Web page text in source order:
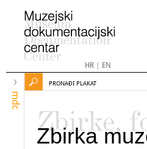
HR| EN
mdc
PRONAĐI PLAKAT
Zbirke,
Zbirka